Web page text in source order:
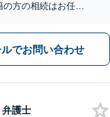
方の相続はお任せ
ルでお問い合わせ
弁護士